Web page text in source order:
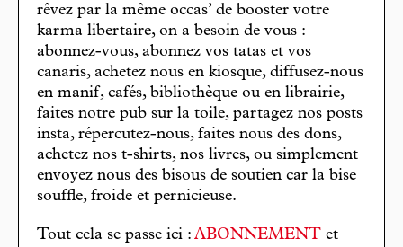
rêvez par la même occas’ de booster votre
karma libertaire, on a besoin de vous :
abonnez-vous, abonnez vos tatas et vos
canaris, achetez nous en kiosque, diffusez-nous
en manif, cafés, bibliothèque ou en librairie,
faites notre pub sur la toile, partagez nos posts
insta, répercutez-nous, faites nous des dons,
achetez nos t-shirts, nos livres, ou simplement
envoyez nous des bisous de soutien car la bise
souffle, froide et pernicieuse.
Tout cela se passe ici : ABONNEMENT et